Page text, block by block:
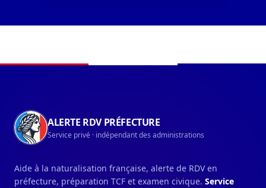
ALERTE RDV PRÉFECTURE
Service privé · indépendant des administrations
Aide à la naturalisation française, alerte de RDV en
préfecture, préparation TCF et examen civique. Service